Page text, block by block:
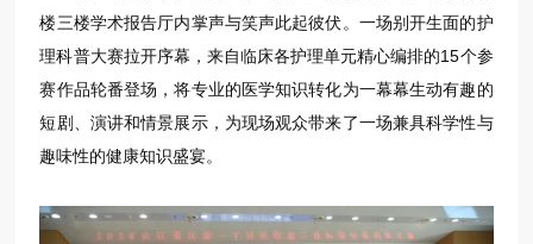
楼三楼学术报告厅内掌声与笑声此起彼伏。一场别开生面的护
理科普大赛拉开序幕，来自临床各护理单元精心编排的15个参
赛作品轮番登场，将专业的医学知识转化为一幕幕生动有趣的
短剧、演讲和情景展示，为现场观众带来了一场兼具科学性与
趣味性的健康知识盛宴。